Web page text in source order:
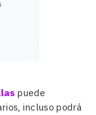
puede
incluso podrá